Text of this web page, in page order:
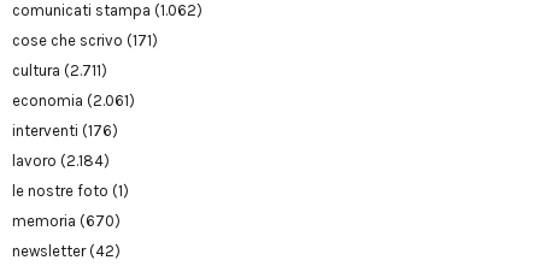
comunicati stampa (1.062)
cose che scrivo (171)
cultura (2.711)
economia (2.061)
interventi (176)
lavoro (2.184)
le nostre foto (1)
memoria (670)
newsletter(42)